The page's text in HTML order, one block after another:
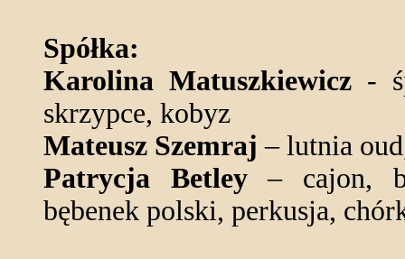
Spółka:
Karolina Matuszkiewicz-
skrzypce, kobyz
Mateusz Szemraj – lutnia
Patrycja Betley– cajon,
bębenek polski, perkusja,